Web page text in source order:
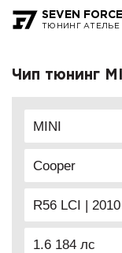
SEVEN FORCE
ТЮНИНГ АТЕЛЬЕ
Чип тюнинг
MINI
Cooper
R56 LCI |
1.6 184 лс